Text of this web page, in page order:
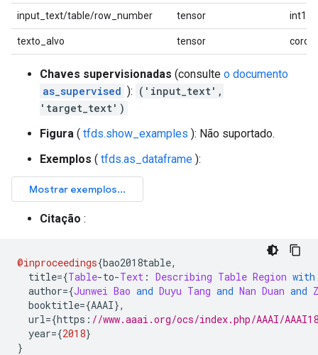
input_text/table/row_number tensor int16
texto_alvo tensor corda
Chaves supervisionadas (consulte o documento
as_supervised ): ('input_text',
'target_text')
Figura ( tfds.show_examples ): Não suportado.
Exemplos ( tfds.as_dataframe ):
Citação :
@inproceedings{bao2018table,
title={Table-to-Text : Describing Table Region with
author={Junwei Bao and Duyu Tang and Nan Duan and
booktitle={AAAI},
url={https : //www.aaai.org/ocs/index.php/AAAI/
year={2018}
}